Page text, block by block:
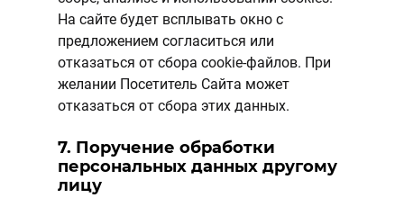
На сайте будет всплывать окно с
предложением согласиться или
отказаться от сбора cookie-файлов. При
желании Посетитель Сайта может
отказаться от сбора этих данных.
7. Поручение обработки
персональных данных другому
лицу